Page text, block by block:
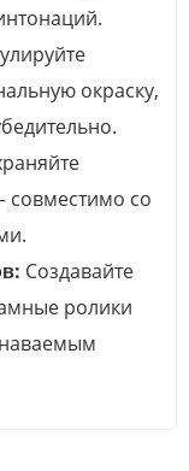
окраску,
совместимо со
Создавайте
ролики